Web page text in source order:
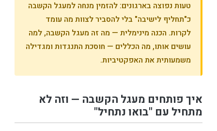
טעות נפוצה בארגונים: להזמין מנחה למעגל הקשבה
כ"תחליף לישיבה" בלי להסביר לצוות מה עומד
לקרות. הכנה מינימלית — מה זה מעגל הקשבה, למה
עושים אותו, מה הכללים — חוסכת התנגדות ומגדילה
משמעותית את האפקטיביות.
איך פותחים מעגל הקשבה — וזה לא
מתחיל עם "בואו נתחיל"